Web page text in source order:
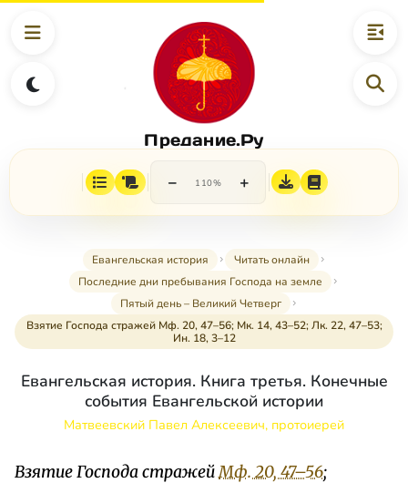
Предание.Ру
− 110% +
Евангельская история
Читать онлайн
Последние дни пребывания Господа на земле
Пятый день – Великий Четверг
Взятие Господа стражей Мф. 20, 47–56; Мк. 14, 43–52; Лк. 22, 47–53;
Ин. 18, 3–12
Евангельская история. Книга третья. Конечные
события Евангельской истории
Матвеевский Павел Алексеевич, протоиерей
Взятие Господа стражейМф. 20, 47–56;